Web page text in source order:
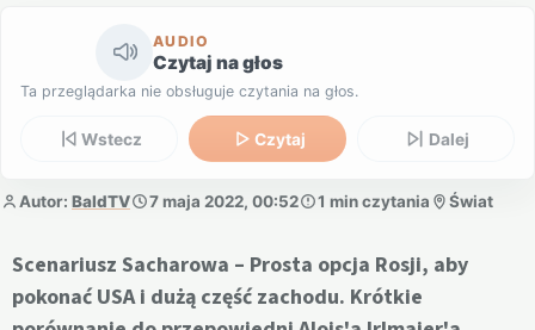
AUDIO
Czytaj na głos
Ta przeglądarka nie obsługuje czytania na głos.
Wstecz Czytaj Dalej
Autor: BaldTV 7 maja 2022, 00:52 1 min czytania Świat
Scenariusz Sacharowa – Prosta opcja Rosji, aby
pokonać USA i dużą część zachodu. Krótkie